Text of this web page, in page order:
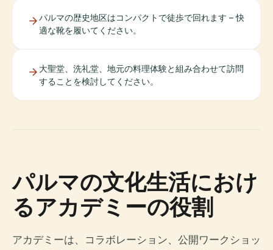
パルマの歴史地区はコンパクトで徒歩で回れます – 快
適な靴を履いてください。
大聖堂、洗礼堂、地元の料理体験と組み合わせて訪問
することを検討してください。
パルマの文化生活におけ
るアカデミーの役割
アカデミーは、コラボレーション、公開ワークショッ